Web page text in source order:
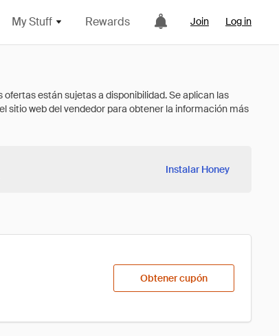
My Stuff Rewards Join Log in
Instalar Honey
Obtener cupón